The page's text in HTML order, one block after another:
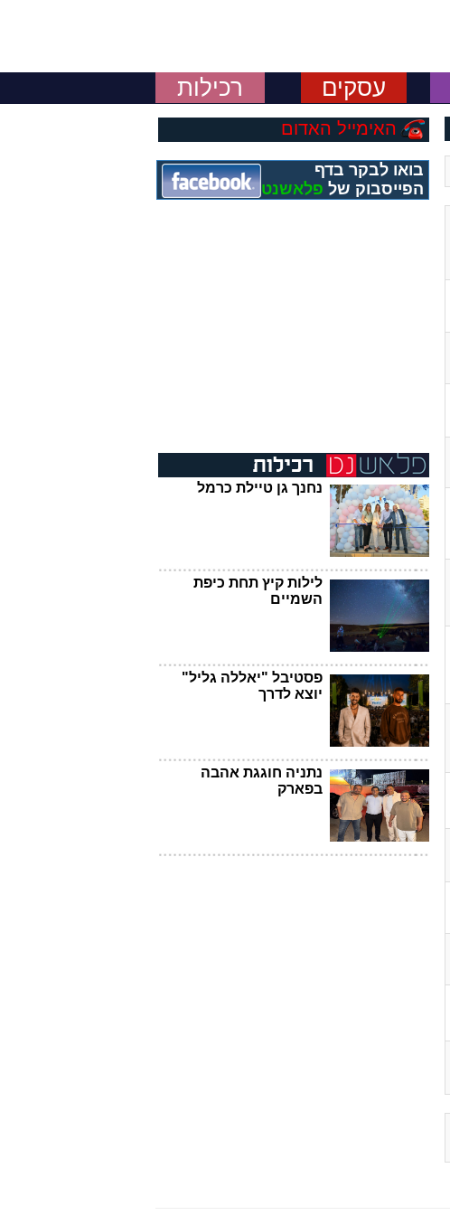
עסקים רכילות
האימייל האדום
בואו לבקר בדף
הפייסבוק של פלאשנט
נחנך גן טיילת כרמל
לילות קיץ תחת כיפת
השמיים
פסטיבל "יאללה גליל"
יוצא לדרך
נתניה חוגגת אהבה
בפארק